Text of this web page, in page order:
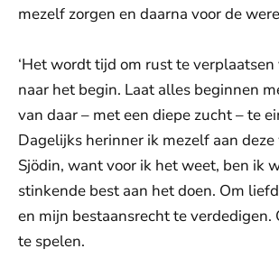
mezelf zorgen en daarna voor de
‘Het wordt tijd om rust te
naar het begin. Laat alles beginnen
van daar – met een diepe zucht – te
Dagelijks herinner ik mezelf aan
Sjödin, want voor ik het weet, ben ik
stinkende best aan het doen. Om
en mijn bestaansrecht te verdedigen.
te spelen.